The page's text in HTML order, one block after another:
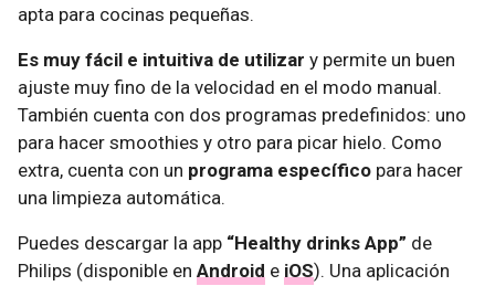
apta para cocinas pequeñas.
Es muy fácil e intuitiva de utilizar y permite un buen
ajuste muy fino de la velocidad en el modo manual.
También cuenta con dos programas predefinidos: uno
para hacer smoothies y otro para picar hielo. Como
extra, cuenta con un programa específico para hacer
una limpieza automática.
Puedes descargar la app “Healthy drinks App” de
Philips (disponible en Android e iOS). Una aplicación